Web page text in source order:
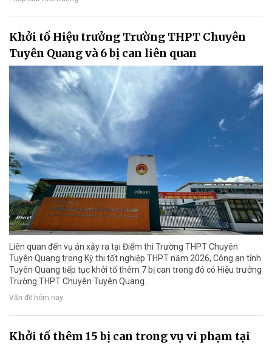
Khởi tố Hiệu trưởng Trường THPT Chuyên
Tuyên Quang và 6 bị can liên quan
Liên quan đến vụ án xảy ra tại Điểm thi Trường THPT Chuyên
Tuyên Quang trong Kỳ thi tốt nghiệp THPT năm 2026, Công an tỉnh
Tuyên Quang tiếp tục khởi tố thêm 7 bị can trong đó có Hiệu trưởng
Trường THPT Chuyên Tuyên Quang.
Vấn đề hôm nay
Khởi tố thêm 15 bị can trong vụ vi phạm tại